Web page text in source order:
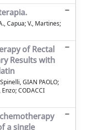
Capua; V., Martines;
of Rectal
Results with
GIAN PAOLO;
CODACCI
a single